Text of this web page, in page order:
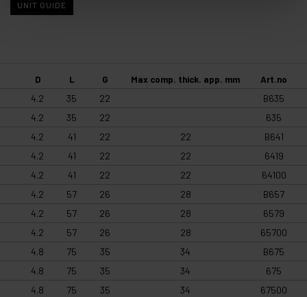
UNIT GUIDE
D L G Max comp. thick. app. mm Art.no
4.2 35 22
B635
4.2
35 22
635
4.2
41 22 22
B641
4.2
41 22 22
6419
4.2
41 22 22
64100
4.2
57 26 28
B657
4.2
57 26 28
6579
4.2
57 26 28
65700
4.8
75 35 34
B675
4.8
75 35 34
675
4.8
75 35 34
67500